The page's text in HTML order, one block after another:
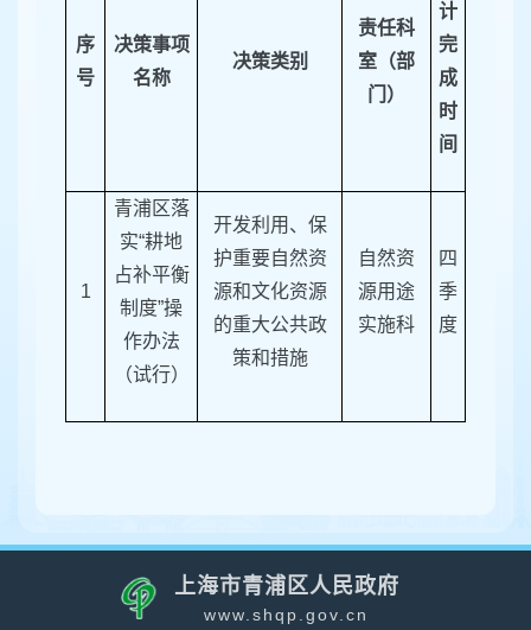
序
号
决策事项
名称
决策类别
责任科
室（部
门）
计
完
成
时
间
1
青浦区落
实“耕地
占补平衡
制度”操
作办法
（试行）
开发利用、保
护重要自然资
源和文化资源
的重大公共政
策和措施
自然资
源用途
实施科
四
季
度
上海市青浦区人民政府
www.shqp.gov.cn